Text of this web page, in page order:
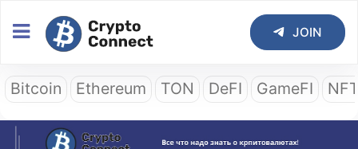
JOIN
Bitcoin Ethereum TON DeFI GameFI